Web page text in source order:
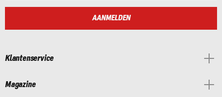
AANMELDEN
Klantenservice
Magazine